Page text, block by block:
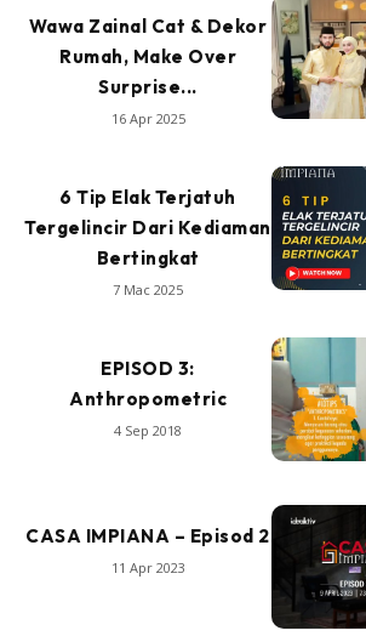
Wawa Zainal Cat & Dekor
Rumah, Make Over
Surprise...
16 Apr 2025
6 Tip Elak Terjatuh
Tergelincir Dari Kediaman
Bertingkat
7 Mac 2025
EPISOD 3:
Anthropometric
4 Sep 2018
CASA IMPIANA – Episod 2
11 Apr 2023